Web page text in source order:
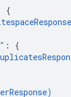
{
: {
)